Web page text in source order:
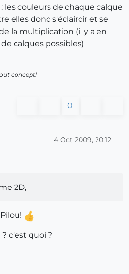
les couleurs de chaque calque
elles donc s'éclaircir et se
la multiplication (il y a en
calques possibles)
concept!
0
4 Oct 2009, 20:12
2D,
c'est quoi ?